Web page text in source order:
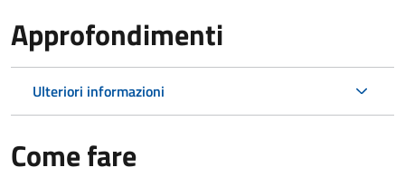
Approfondimenti
Ulteriori informazioni
Come fare